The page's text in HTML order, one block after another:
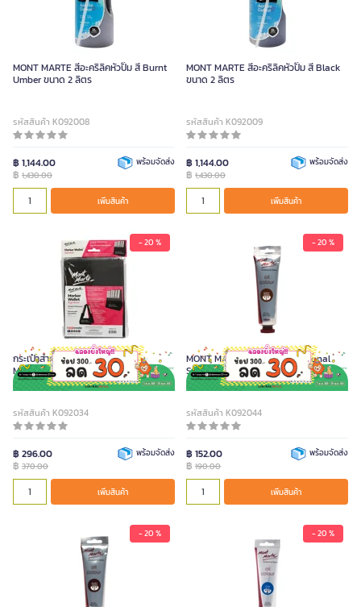
MONT MARTE สีอะคริลิคหัวปั๊ม สี Burnt
Umber ขนาด 2 ลิตร
รหัสสินค้า K092008
฿ 1,144.00
฿ 1,430.00
พร้อมจัดส่ง
เพิ่มสินค้า
MONT MARTE สีอะคริลิคหัวปั๊ม สี Black
ขนาด 2 ลิตร
รหัสสินค้า K092009
฿ 1,144.00
฿ 1,430.00
พร้อมจัดส่ง
เพิ่มสินค้า
- 20 %
กระเป๋าสำหรับใส่ปากกามาร์คเกอร์
Montmarte
รหัสสินค้า K092034
฿ 296.00
฿ 370.00
พร้อมจัดส่ง
เพิ่มสินค้า
- 20 %
MONT MARTE สีน้ำมัน Professional
Series สี Burnt Sienna ขนาด 100 มล.
รหัสสินค้า K092044
฿ 152.00
฿ 190.00
พร้อมจัดส่ง
เพิ่มสินค้า
- 20 % - 20 %